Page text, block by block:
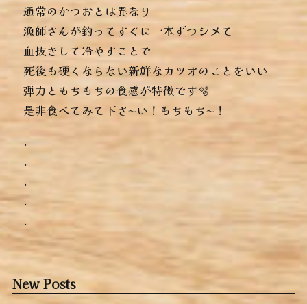
通常のかつおとは異なり
漁師さんが釣ってすぐに一本ずつシメて
血抜きして冷やすことで
死後も硬くならない新鮮なカツオのことをいい
弾力ともちもちの食感が特徴です🫧
是非食べてみて下さ〜い！もちもち〜！
.
.
.
.
.
New Posts